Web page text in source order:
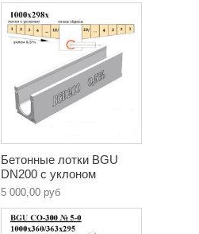
Бетонные лотки BGU
DN200 с уклоном
5 000,00 руб